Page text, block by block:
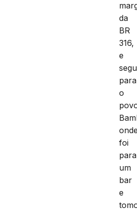
da
BR
316,
e
para
o
foi
para
um
bar
e